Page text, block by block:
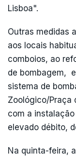
Lisboa".
Outras medidas
aos locais
comboios, ao
de bombagem,
sistema de
Zoológico/Praça
com a
elevado débito,
Na quinta-feira,